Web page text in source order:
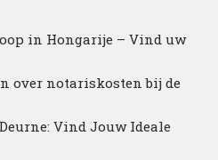
in Hongarije – Vind uw
over notariskosten bij de
Vind Jouw Ideale